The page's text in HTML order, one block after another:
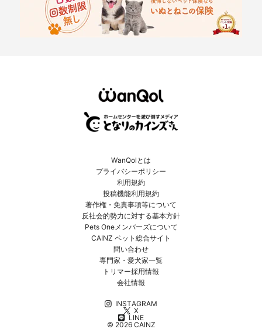
WanQolとは
プライバシーポリシー
利用規約
投稿機能利用規約
著作権・免責事項等について
反社会的勢力に対する基本方針
Pets Oneメンバーズについて
CAINZ ペット総合サイト
問い合わせ
専門家・愛犬家一覧
トリマー採用情報
会社情報
INSTAGRAM
X
LINE
© 2026 CAINZ